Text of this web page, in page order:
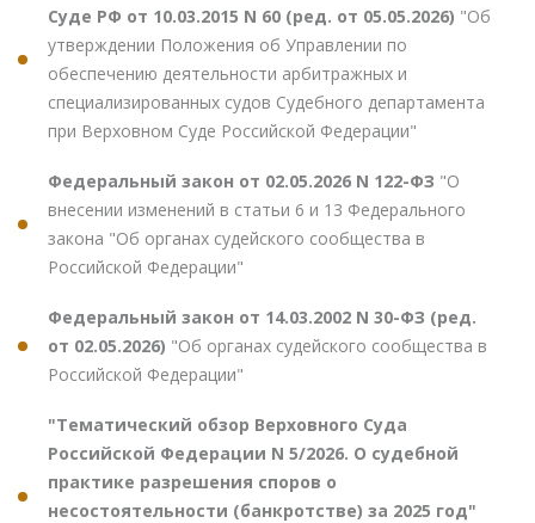
Суде РФ от 10.03.2015 N 60 (ред. от 05.05.2026) "Об
утверждении Положения об Управлении по
обеспечению деятельности арбитражных и
специализированных судов Судебного департамента
при Верховном Суде Российской Федерации"
Федеральный закон от 02.05.2026 N 122-ФЗ "О
внесении изменений в статьи 6 и 13 Федерального
закона "Об органах судейского сообщества в
Российской Федерации"
Федеральный закон от 14.03.2002 N 30-ФЗ (ред.
от 02.05.2026) "Об органах судейского сообщества в
Российской Федерации"
"Тематический обзор Верховного Суда
Российской Федерации N 5/2026. О судебной
практике разрешения споров о
несостоятельности (банкротстве) за 2025 год"